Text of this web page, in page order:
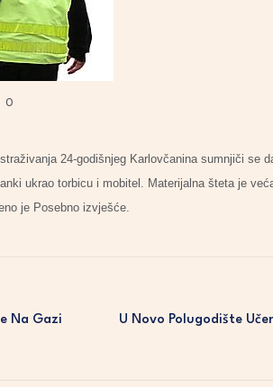
0
24-godišnjeg Karlovčanina sumnjiči se
ukrao torbicu i mobitel. Materijalna šteta je
je Posebno izvješće.
Na Gazi
U Novo Polugodište